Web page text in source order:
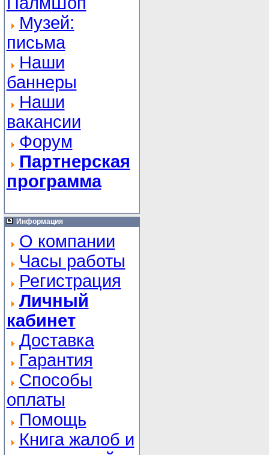
Музей:
письма
Наши
баннеры
Наши
вакансии
Форум
Партнерская
программа
Информация
О компании
Часы работы
Регистрация
Личный
кабинет
Доставка
Гарантия
Способы
оплаты
Помощь
Книга жалоб и